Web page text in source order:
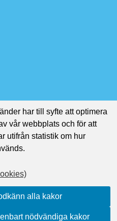
har till syfte att optimera
vår webbplats och för att
utifrån statistik om hur
alla kakor
nödvändiga kakor